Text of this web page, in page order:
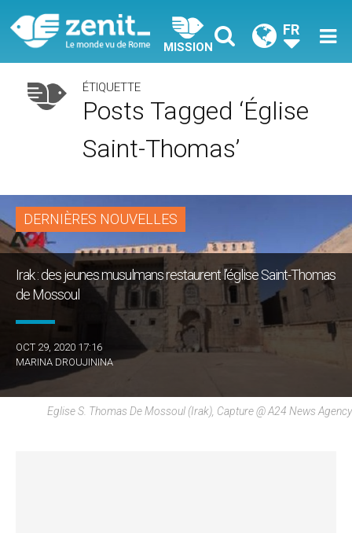
MISSION
FR
ÉTIQUETTE
Posts Tagged ‘église
Saint-Thomas’
DERNIÈRES NOUVELLES
Irak : des jeunes musulmans restaurent l’église Saint-Thomas
de Mossoul
OCT 29, 2020 17:16
MARINA DROUJININA
Eglise S. Thomas De Mossoul (Irak), Capture @ A24 News Agency